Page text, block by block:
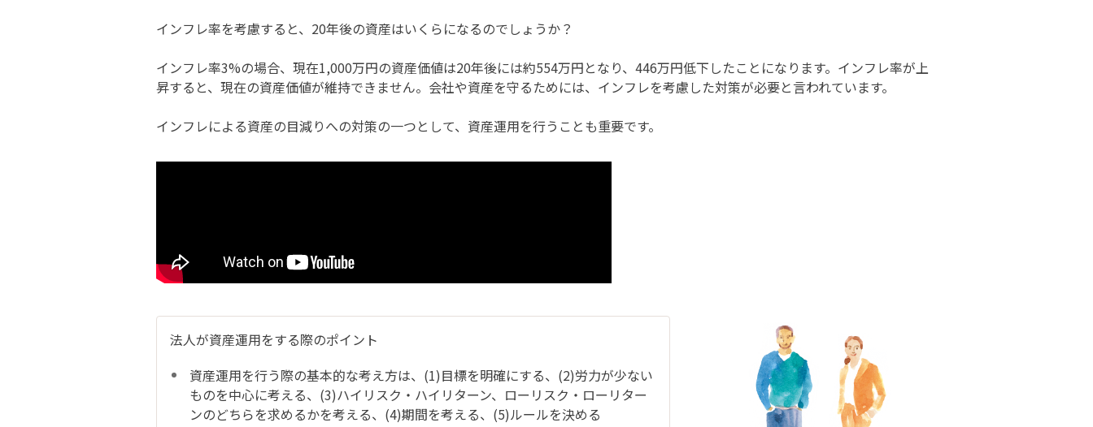
インフレ率を考慮すると、20年後の資産はいくらになるのでしょうか？
インフレ率3%の場合、現在1,000万円の資産価値は20年後には約554万円となり、446万円低下したことになります。インフレ率が上
昇すると、現在の資産価値が維持できません。会社や資産を守るためには、インフレを考慮した対策が必要と言われています。
インフレによる資産の目減りへの対策の一つとして、資産運用を行うことも重要です。
法人が資産運用をする際のポイント
資産運用を行う際の基本的な考え方は、(1)目標を明確にする、(2)労力が少ない
ものを中心に考える、(3)ハイリスク・ハイリターン、ローリスク・ローリター
ンのどちらを求めるかを考える、(4)期間を考える、(5)ルールを決める